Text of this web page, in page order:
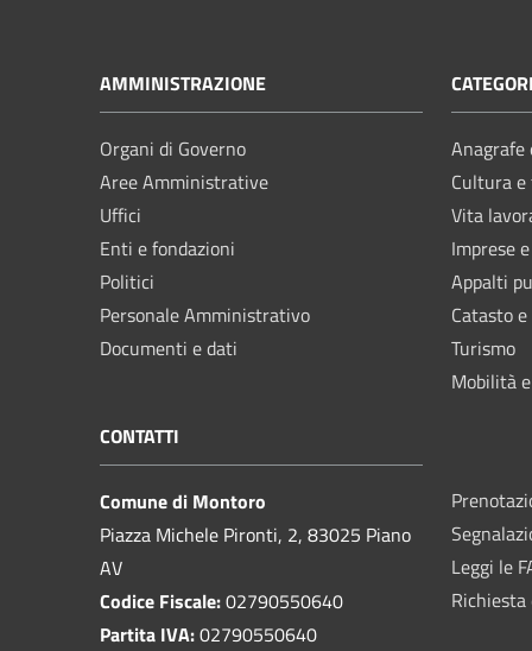
AMMINISTRAZIONE
Organi di Governo
Aree Amministrative
Uffici
Enti e fondazioni
Politici
Personale Amministrativo
Documenti e dati
Cultura
Vita
Imprese
Appalti
Catasto
Turismo
Mobilità
CONTATTI
Comune di Montoro
Piazza Michele Pironti, 2, 83025 Piano
AV
Codice Fiscale:02790550640
Partita IVA:02790550640
Leggi le